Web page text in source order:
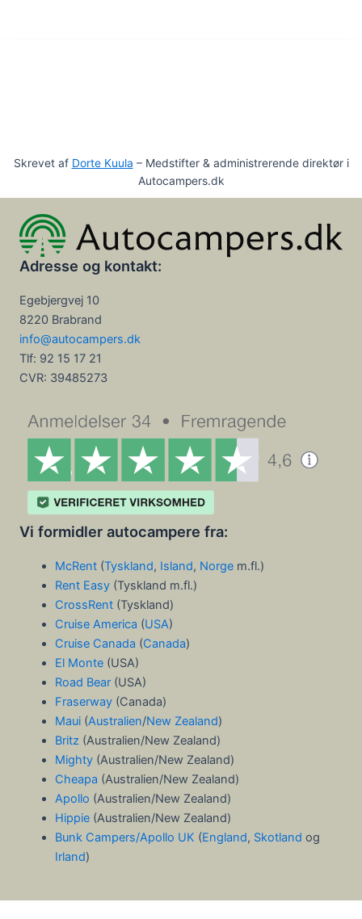
Skrevet af Dorte Kuula – Medstifter & administrerende direktør i
Autocampers.dk
Adresse og kontakt:
Egebjergvej 10
8220 Brabrand
info@autocampers.dk
Tlf: 92 15 17 21
CVR: 39485273
Vi formidler autocampere fra:
McRent(Tyskland, Island, Norgem.fl.)
Rent Easy(Tyskland m.fl.)
CrossRent(Tyskland)
Cruise America (USA)
Cruise Canada (Canada)
El Monte(USA)
Road Bear(USA)
Fraserway (Canada)
Maui (Australien/New Zealand)
Britz (Australien/New Zealand)
Mighty (Australien/New Zealand)
Cheapa (Australien/New Zealand)
Apollo (Australien/New Zealand)
Hippie(Australien/New Zealand)
Bunk Campers/Apollo UK (England, Skotland og
Irland)